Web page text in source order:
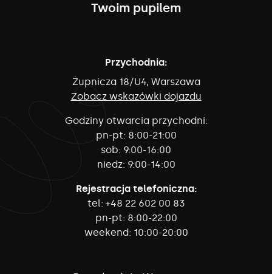
Twoim pupilem
Przychodnia:
Żupnicza 18/U4, Warszawa
Zobacz wskazówki dojazdu
Godziny otwarcia przychodni:
pn-pt: 8:00-21:00
sob: 9:00-16:00
niedz: 9:00-14:00
Rejestracja telefoniczna:
tel: +48 22 602 00 83
pn-pt: 8:00-22:00
weekend: 10:00-20:00